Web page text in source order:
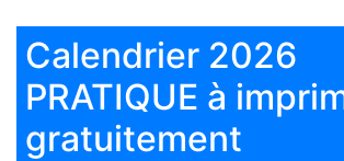
Calendrier 2026
PRATIQUE à
gratuitement